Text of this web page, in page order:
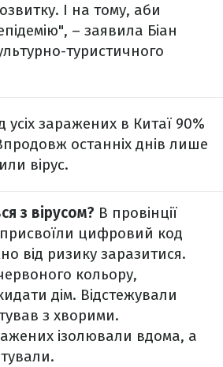
І на тому, аби
– заявила Біан
туристичного
усіх заражених в Китаї 90%
останніх днів лише
вірус.
з вірусом? В провінції
цифровий код
від ризику заразитися.
кольору,
дім. Відстежували
з хворими.
ізолювали вдома, а